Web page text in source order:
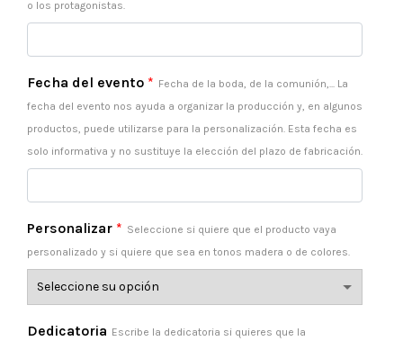
o los protagonistas.
Fecha del evento * Fecha de la boda, de la comunión,... La
fecha del evento nos ayuda a organizar la producción y, en algunos
productos, puede utilizarse para la personalización. Esta fecha es
solo informativa y no sustituye la elección del plazo de fabricación.
Personalizar * Seleccione si quiere que el producto vaya
personalizado y si quiere que sea en tonos madera o de colores.
Dedicatoria Escribe la dedicatoria si quieres que la